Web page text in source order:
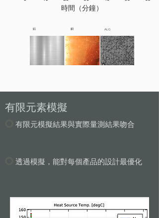
時間（分鐘）
鋁 銅 ALG
有限元素模擬
有限元模擬結果與實際量測結果吻合
透過模擬，能對每個產品的設計最優化